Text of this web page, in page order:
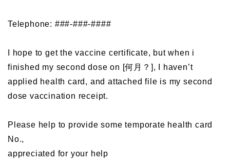
Telephone: ###-###-####
I hope to get the vaccine certificate, but when i
finished my second dose on [何月？], I haven’t
applied health card, and attached file is my second
dose vaccination receipt.
Please help to provide some temporate health card
No.,
appreciated for your help